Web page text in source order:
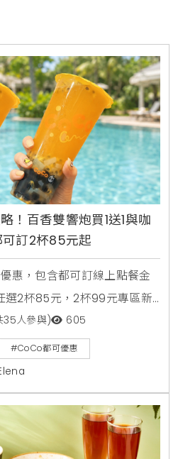
！百香雙響炮買1送1與咖
可訂2杯85元起
惠，包含都可訂線上點餐金
選2杯85元，2杯99元專區新
二指定咖啡買1送1，8月5日
炮買1送1優惠。
35人參與) 605
#CoCo都可優惠